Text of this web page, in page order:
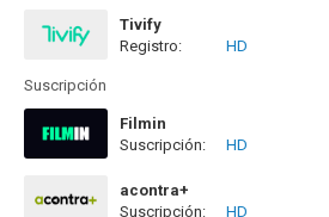
Tivify
Disponible hasta el Mié, 09 May
Registro: HD
Suscripción
Filmin
Disponible hasta el Lun, 09 Nov
Suscripción: HD
acontra+
Suscripción:
HD